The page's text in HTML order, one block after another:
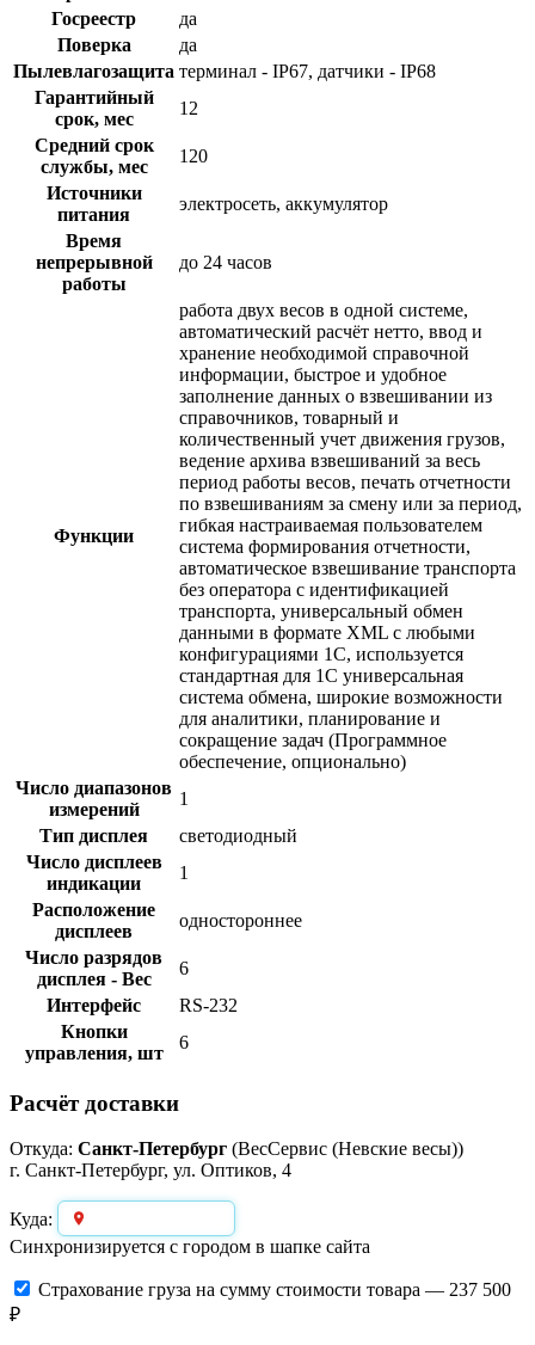
Госреестр
да
Поверка
да
Пылевлагозащита терминал - IP67, датчики - IP68
Гарантийный
срок, мес
12
Средний срок
службы, мес
120
Источники
питания
электросеть, аккумулятор
Время
непрерывной
работы
до 24 часов
Функции
работа двух весов в одной системе,
автоматический расчёт нетто, ввод и
хранение необходимой справочной
информации, быстрое и удобное
заполнение данных о взвешивании из
справочников, товарный и
количественный учет движения грузов,
ведение архива взвешиваний за весь
период работы весов, печать отчетности
по взвешиваниям за смену или за период,
гибкая настраиваемая пользователем
система формирования отчетности,
автоматическое взвешивание транспорта
без оператора с идентификацией
транспорта, универсальный обмен
данными в формате XML с любыми
конфигурациями 1С, используется
стандартная для 1С универсальная
система обмена, широкие возможности
для аналитики, планирование и
сокращение задач (Программное
обеспечение, опционально)
Число диапазонов
измерений
1
Тип дисплея
светодиодный
Число дисплеев
индикации
1
Расположение
дисплеев
одностороннее
Число разрядов
дисплея - Вес
6
Интерфейс
RS-232
Кнопки
управления, шт
6
Расчёт доставки
Откуда: Санкт-Петербург (ВесСервис (Невские весы))
г. Санкт-Петербург, ул. Оптиков, 4
Куда:
Синхронизируется с городом в шапке сайта
Страхование груза на сумму стоимости товара — 237 500
₽